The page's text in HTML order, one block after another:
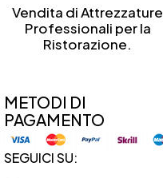
Vendita di Attrezzature
Professionali per la
Ristorazione.
METODI DI
PAGAMENTO
SEGUICI SU: